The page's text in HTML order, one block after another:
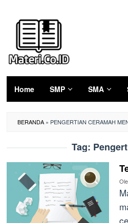
Home SMP SMA
BERANDA » PENGERTIAN CERAMAH
Tag: